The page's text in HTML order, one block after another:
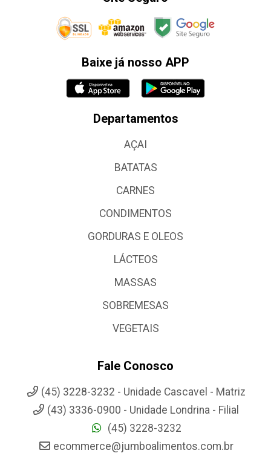
Baixe já nosso APP
Departamentos
AÇAI
BATATAS
CARNES
CONDIMENTOS
GORDURAS E OLEOS
LÁCTEOS
MASSAS
SOBREMESAS
VEGETAIS
Fale Conosco
(45) 3228-3232 - Unidade Cascavel - Matriz
(43) 3336-0900 - Unidade Londrina - Filial
(45) 3228-3232
ecommerce@jumboalimentos.com.br